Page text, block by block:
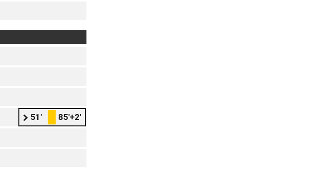
51' 85'+2'